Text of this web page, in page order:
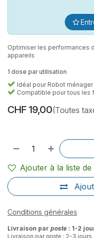
Optimiser les performances
appareils
1 dose par utilisation
Idéal pour Robot
Compatible pour tous les
CHF 19,00(Toutes
Ajouter à la liste de
Conditions générales
Livraison par poste : 1-2
Livraison parposte : 2-3